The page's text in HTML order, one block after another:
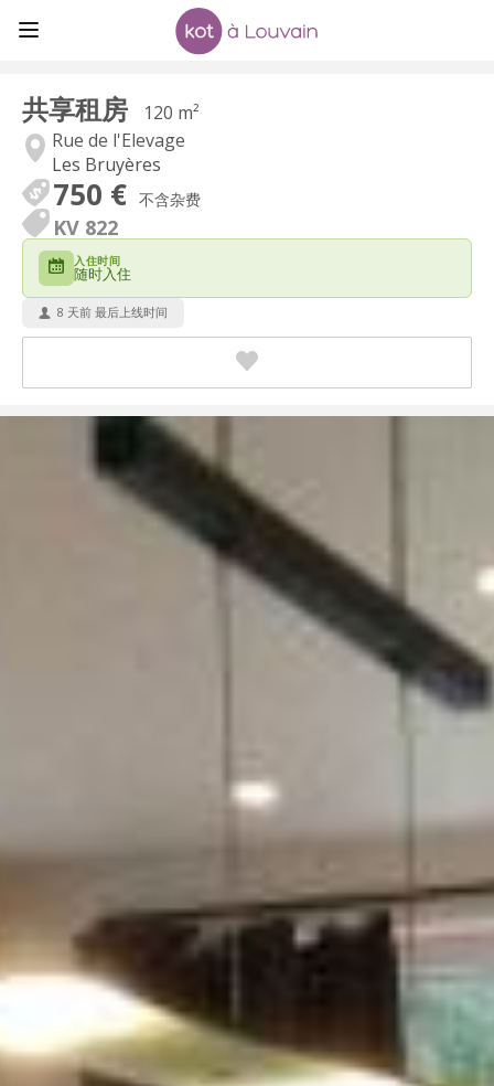
共享租房
120 m²
Rue de l'Elevage
Les Bruyères
750 € 不含杂费
KV 822
入住时间
随时入住
8 天前 最后上线时间